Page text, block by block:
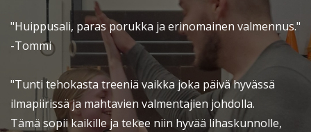
"Huippusali, paras porukka ja erinomainen valmennus."
-Tommi
"Tunti tehokasta treeniä vaikka joka päivä hyvässä
ilmapiirissä ja mahtavien valmentajien johdolla.
Tämä sopii kaikille ja tekee niin hyvää lihaskunnolle,